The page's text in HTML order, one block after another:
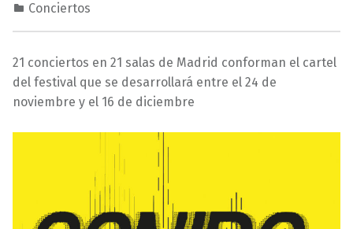
2
/
1
1
0
Conciertos
M
r
a
v
a
s
21 conciertos en 21 salas de Madrid conforman el cartel
del festival que se desarrollará entre el 24 de
noviembre y el 16 de diciembre